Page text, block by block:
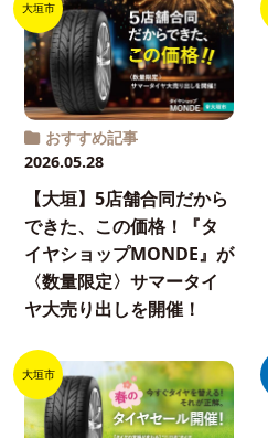
大垣市
おすすめ記事
2026.05.28
【大垣】5店舗合同だから
できた、この価格！『タ
イヤショップMONDE』が
〈数量限定〉サマータイ
ヤ大売り出しを開催！
大垣市